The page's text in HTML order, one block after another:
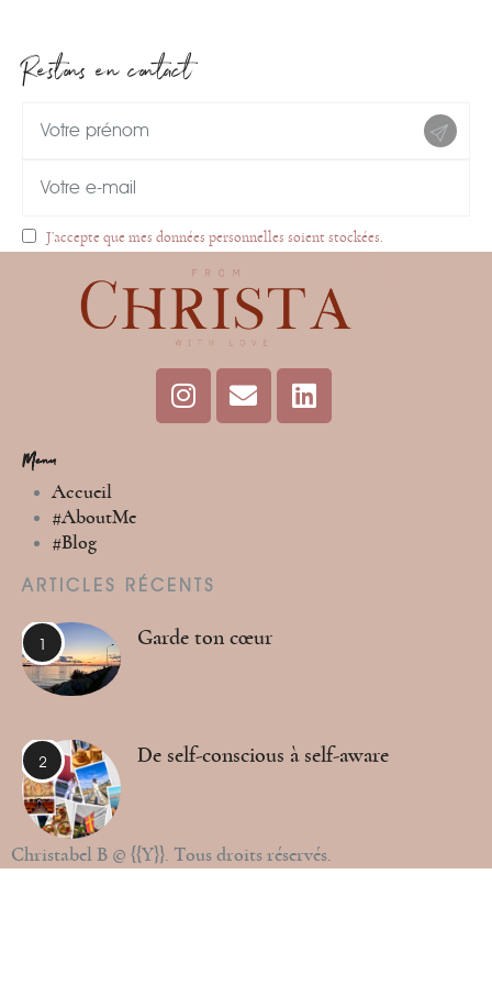
Restons en contact
J’accepte que mes données personnelles soient stockées.
Menu
Accueil
#AboutMe
#Blog
ARTICLES RÉCENTS
Garde ton cœur
De self-conscious à self-aware
Christabel B © {{Y}}. Tous droits réservés.